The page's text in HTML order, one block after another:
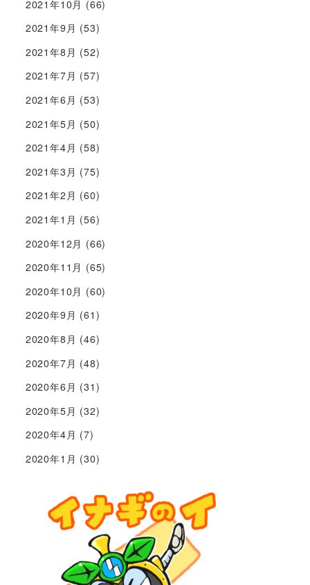
2021年10月 (66)
2021年9月 (53)
2021年8月 (52)
2021年7月 (57)
2021年6月 (53)
2021年5月 (50)
2021年4月 (58)
2021年3月 (75)
2021年2月 (60)
2021年1月 (56)
2020年12月 (66)
2020年11月 (65)
2020年10月 (60)
2020年9月 (61)
2020年8月 (46)
2020年7月 (48)
2020年6月 (31)
2020年5月 (32)
2020年4月 (7)
2020年1月 (30)